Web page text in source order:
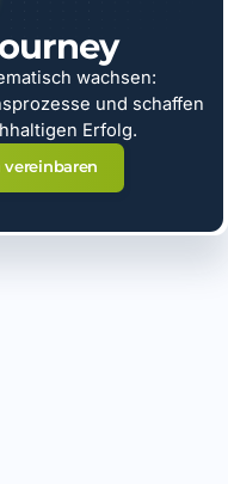
wachsen:
und schaffen
Erfolg.